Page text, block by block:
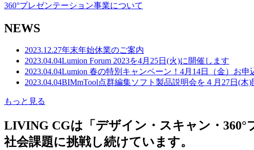
360°プレゼンテーション事業について
NEWS
2023.12.27年末年始休業のご案内
2023.04.04Lumion Forum 2023を4月25日(火)に開催します
2023.04.04Lumion 春の特別キャンペーン！4月14日（金）お申
2023.04.04BIMmTool点群編集ソフト製品説明会を４月27日(木)
もっと見る
LIVING CGは「デザイン・スキャン・
社会課題に挑戦し続けています。